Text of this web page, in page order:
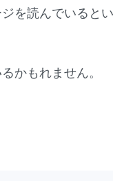
を読んでいると
かもれません。